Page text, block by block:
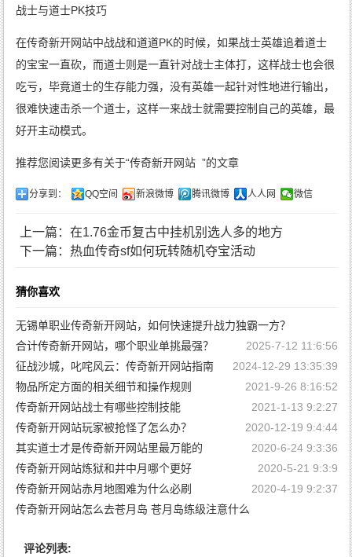
战士与道士PK技巧
在传奇新开网站中战战和道道PK的时候，如果战士英雄追着道士
的宝宝一直砍，而道士则是一直针对战士主体打，这样战士也会很
吃亏，毕竟道士的生存能力强，没有英雄一起针对性地进行输出，
很难快速击杀一个道士，这样一来战士就需要控制自己的英雄，最
好开主动模式。
推荐您阅读更多有关于“传奇新开网站 ”的文章
分享到： QQ空间 新浪微博 腾讯微博 人人网 微信
上一篇：在1.76金币复古中挂机别选人多的地方
下一篇：热血传奇sf如何玩转随机夺宝活动
猜你喜欢
无锡单职业传奇新开网站，如何快速提升战力独霸一方？
2025-7-30 11:9:7
合计传奇新开网站，哪个职业单挑最强？
2025-7-12 11:6:56
征战沙城，叱咤风云：传奇新开网站指南
2024-12-29 13:35:39
物品所定方面的相关细节和操作规则
2021-9-26 8:16:52
传奇新开网站战士有哪些控制技能
2021-1-13 9:2:27
传奇新开网站玩家被抢怪了怎么办？
2020-12-19 9:4:44
其实道士才是传奇新开网站里最万能的
2020-6-24 9:3:36
传奇新开网站炼狱和井中月哪个更好
2020-5-21 9:3:9
传奇新开网站赤月地图难为什么必刷
2020-4-19 9:2:37
传奇新开网站怎么去苍月岛 苍月岛练级注意什么
评论列表: